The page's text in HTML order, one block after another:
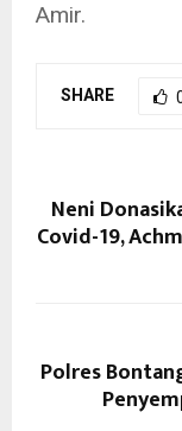
Amir.
SHARE
Neni
Covid-19,
Polres